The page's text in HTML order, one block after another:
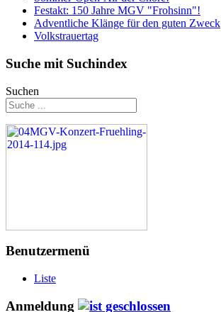
Festakt: 150 Jahre MGV "Frohsinn"!
Adventliche Klänge für den guten Zweck
Volkstrauertag
Suche mit Suchindex
Suchen
Benutzermenü
Liste
Anmeldung